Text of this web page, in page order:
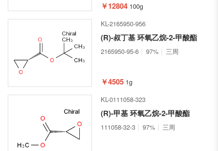
￥12804 100g
KL-2165950-956
(R)-叔丁基 环氧乙烷-2-甲酸酯
2165950-95-6 97% 三周
￥4505 1g
KL-0111058-323
(R)-甲基 环氧乙烷-2-甲酸酯
111058-32-3 97% 三周